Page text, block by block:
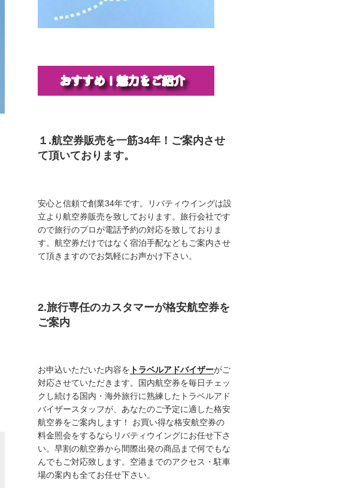
１.航空券販売を一筋34年！ご案内させ
て頂いております。
安心と信頼で創業34年です。リバティウイングは設
立より航空券販売を致しております。旅行会社です
ので旅行のプロが電話予約の対応を致しておりま
す。航空券だけではなく宿泊手配などもご案内させ
て頂きますのでお気軽にお声かけ下さい。
2.旅行専任のカスタマーが格安航空券を
ご案内
お申込いただいた内容を トラベルアドバイザーがご
対応させていただきます。国内航空券を毎日チェッ
クし続ける国内・海外旅行に熟練したトラベルアド
バイザースタッフが、あなたのご予定に適した格安
航空券をご案内します！ お買い得な格安航空券の
料金照会をするならリバティウイングにお任せ下さ
い。早割の航空券から間際出発の商品まで何でもな
んでもご対応致します。空港までのアクセス・駐車
場の案内も全てお任せ下さい。